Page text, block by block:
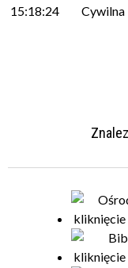
15:18:24
Cywilna